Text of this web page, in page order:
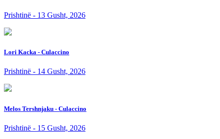
Prishtinë - 13 Gusht, 2026
Lori Kacka - Culaccino
Prishtinë - 14 Gusht, 2026
Melos Tershnjaku - Culaccino
Prishtinë - 15 Gusht, 2026